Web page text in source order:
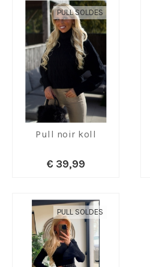
PULL SOLDES
Pull noir koll
€ 39,99
PULL SOLDES